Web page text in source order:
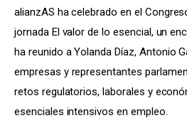
alianzAS ha celebrado en el
jornada El valor de lo esencial, un
ha reunido a Yolanda Díaz, Antonio
empresas y representantes
retos regulatorios, laborales y
esenciales intensivos en empleo.